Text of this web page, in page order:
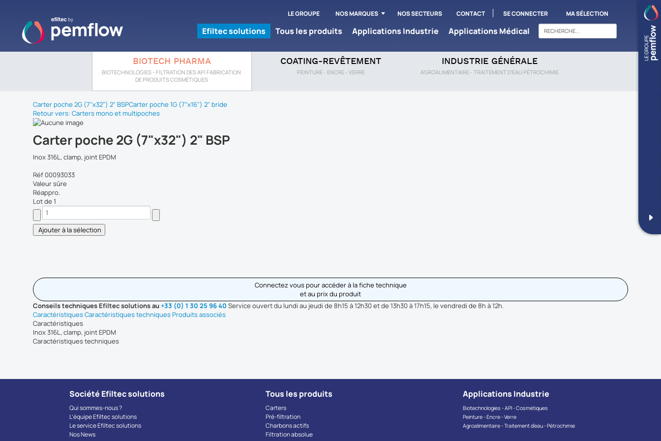
LE GROUPE NOS MARQUES NOS SECTEURS CONTACT SE CONNECTER MA SÉLECTION
Efiltec solutions Tous les produits Applications Industrie Applications Médical
BIOTECH PHARMA
BIOTECHNOLOGIES - FILTRATION DES API FABRICATION
DE PRODUITS COSMÉTIQUES
COATING-REVÊTEMENT
PEINTURE - ENCRE - VERRE
INDUSTRIE GÉNÉRALE
AGROALIMENTAIRE - TRAITEMENT D’EAU PÉTROCHIMIE
Carter poche 2G (7"x32") 2" BSPCarter poche 1G (7"x16") 2" bride
Retour vers: Carters mono et multipoches
Carter poche 2G (7"x32") 2" BSP
Inox 316L, clamp, joint EPDM
Réf 00093033
Valeur sûre
Réappro.
Lot de 1
Connectez vous pour accéder à la fiche technique
et au prix du produit
Conseils techniques Efiltec solutions au+33 (0) 1 30 25 96 40 Service ouvert du lundi au jeudi de 8h15 à 12h30 et de 13h30 à 17h15, le vendredi de 8h à 12h.
CaractéristiquesCaractéristiques techniques Produits associés
Caractéristiques
Inox 316L, clamp, joint EPDM
Caractéristiques techniques
Société Efiltec solutions
Qui sommes-nous ?
L’équipe Efiltec solutions
Le service Efiltec solutions
Nos News
Tous les produits
Carters
Pré-filtration
Charbons actifs
Filtration absolue
Applications Industrie
Biotechnologies - API - Cosmétiques
Peinture - Encre - Verre
Agroalimentaire - Traitement d’eau - Pétrochimie